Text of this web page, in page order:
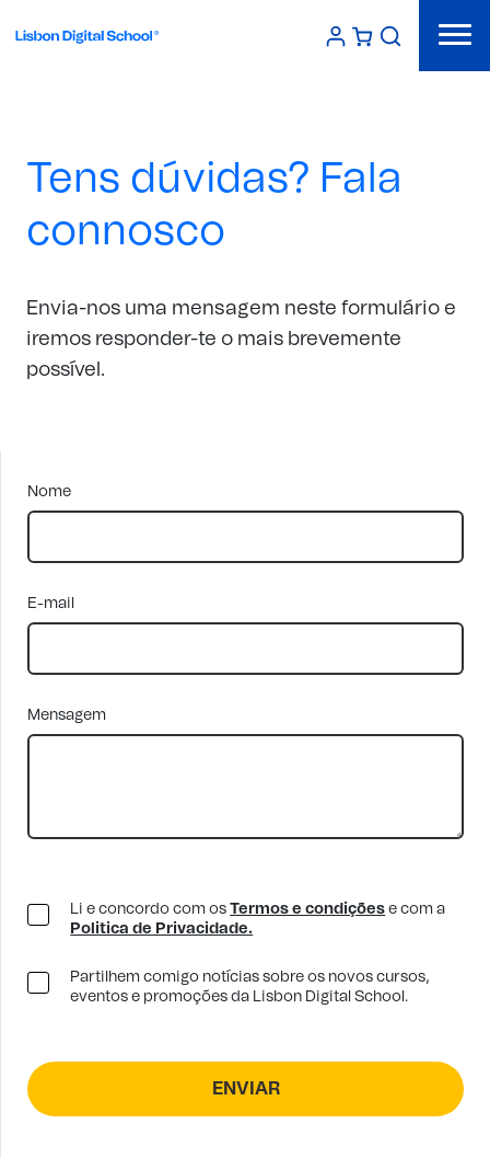
Tens dúvidas? Fala
connosco
Envia-nos uma mensagem neste formulário e
iremos responder-te o mais brevemente
possível.
Nome
E-mail
Mensagem
Li e concordo com osTermos e condições e com a
Politica de Privacidade.
Partilhem comigo notícias sobre os novos cursos,
eventos e promoções da Lisbon Digital School.